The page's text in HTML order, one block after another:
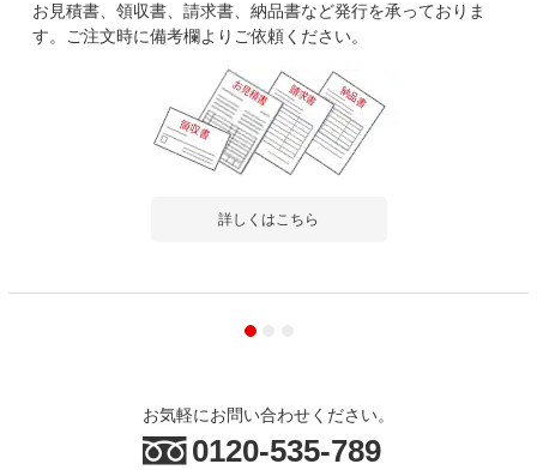
お見積書、領収書、請求書、納品書など発行を承っておりま
す。ご注文時に備考欄よりご依頼ください。
詳しくはこちら
お気軽にお問い合わせください。
0120-535-789